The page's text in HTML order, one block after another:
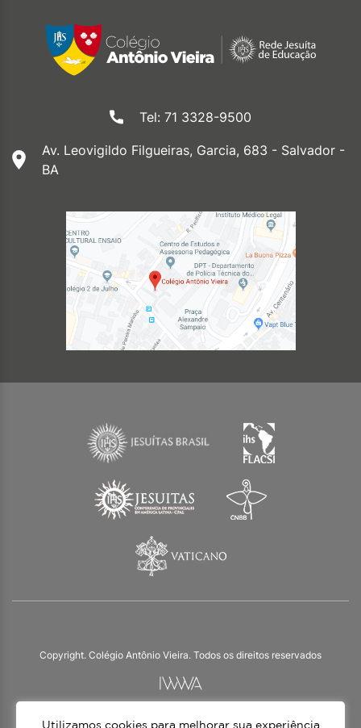
Tel: 71 3328-9500
Av. Leovigildo Filgueiras, Garcia, 683 - Salvador -
BA
Copyright. Colégio Antônio Vieira. Todos os direitos reservados
Utilizamos cookies para melhorar sua experiência